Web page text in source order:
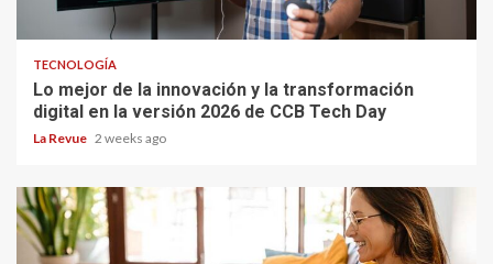
TECNOLOGÍA
Lo mejor de la innovación y la transformación
digital en la versión 2026 de CCB Tech Day
La Revue 2 weeks ago